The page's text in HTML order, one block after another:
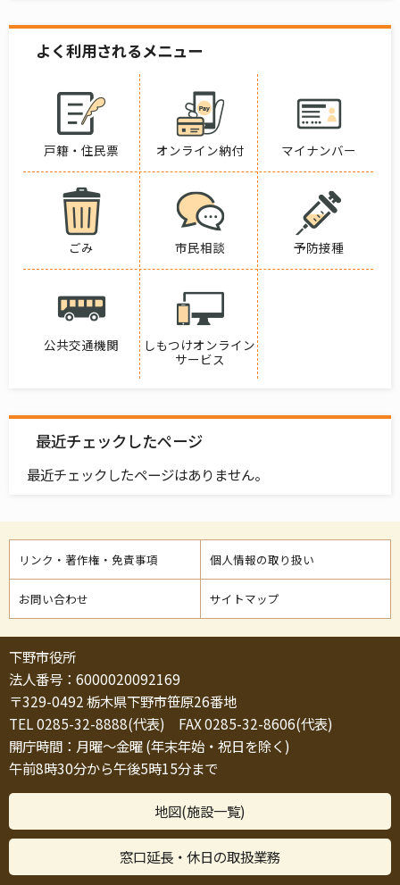
よく利用されるメニュー
戸籍・住民票 オンライン納付 マイナンバー
ごみ 市民相談 予防接種
公共交通機関
しもつけオンライン
サービス
最近チェックしたページ
最近チェックしたページはありません。
リンク・著作権・免責事項 個人情報の取り扱い
お問い合わせ サイトマップ
下野市役所
法人番号：6000020092169
〒329-0492 栃木県下野市笹原26番地
TEL 0285-32-8888(代表) FAX 0285-32-8606(代表)
開庁時間：月曜～金曜 (年末年始・祝日を除く)
午前8時30分から午後5時15分まで
地図(施設一覧)
窓口延長・休日の取扱業務